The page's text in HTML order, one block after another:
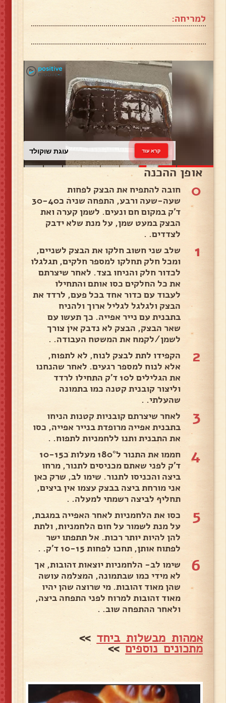
למריחה:
עוגת שוקולד קרא עוד
אופן ההכנה
0
חובה להתפיח את הבצק לפחות
שעה-שעה ורבע, התפחה שניה כ30-40
ד'ק במקום חם ונעים. לשמן קערה ואת
הבצק במעט שמן, על מנת שלא ידבק
לצדדים. .
1
שלב שני חשוב חלקו את הבצק לשניים,
ומכל חלק תחלקו למספר חלקים, תגלגלו
לכדור חלק והניחו בצד. לאחר שיצרתם
את כל החלקים כסו אותם והתחילו
לעבוד עם כדור אחד בכל פעם, לרדד את
הבצק ולגלגל לגליל ארוך ולהניח
בתבנית עם נייר אפייה. כך תעשו עם
שאר הבצק, הבצק לא נדבק אין צורך
לשמן/לקמח את המשטח העבודה. .
2
הקפידו לתת לבצק לנוח, לא לתפוח,
אלא לנוח למספר רגעים. לאחר שהנחנו
את הגלילים ל10 ד'ק התחילו לרדד
וליצור קובנית קטנה כמו בתמונה
שהעלתי. .
3
לאחר שיצרתם קובניות קטנות הניחו
בתבנית אפייה מרופדת בנייר אפייה, כסו
את התבנית ותנו ללחמניות לתפוח. .
4
חממו את התנור ל180° מעלות כ10-15
ד'ק לפני שאתם מכניסים לתנור, מרחו
ביצה והכניסו לתנור. שימו לב, שרק כאן
אני מורחת ביצה בבצק עצמו אין ביצים,
תחליף לביצה רשמתי למעלה. .
5
כסו את הלחמניות לאחר האפייה במגבת,
על מנת לשמור על חום הלחמניות, ולתת
להן להיות יותר רכות. אל תתפתו ישר
לפתוח אותן, תחכו לפחות 10-15 ד'ק. .
6
שימו לב- הלחמניות יוצאות זהובות, אך
לא מידי כמו שבתמונה, המצלמה עושה
שהן מאוד זהובות. מי שרוצה שהן יהיו
מאוד זהובות למרוח לפני התפחה ביצה,
ולאחר ההתפחה שוב. .
אמהות מבשלות ביחד >>
מתכונים נוספים>>